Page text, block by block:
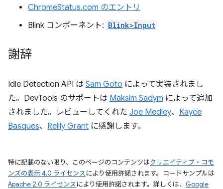
ChromeStatus.com のエントリ
Blink コンポーネント: Blink>Input
謝辞
Idle Detection API は Sam Goto によって実装されまし
た。DevTools のサポートは Maksim Sadym によって追加
されました。レビューしてくれた Joe Medley、 Kayce
Basques、 Reilly Grant に感謝します。
特に記載のない限り、このページのコンテンツはクリエイティブ・コモ
ンズの表示 4.0 ライセンスにより使用許諾されます。コードサンプルは
Apache 2.0 ライセンスにより使用許諾されます。詳しくは、 Google